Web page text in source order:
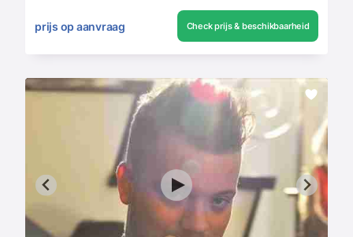
prijs op aanvraag Check prijs & beschikbaarheid